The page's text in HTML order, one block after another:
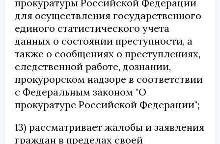
прокуратуры Российской Федерации
для осуществления государственного
единого статистического учета
данных о состоянии преступности, а
также о сообщениях о преступлениях,
следственной работе, дознании,
прокурорском надзоре в соответствии
с Федеральным законом "О
прокуратуре Российской Федерации";
13) рассматривает жалобы и заявления
граждан в пределах своей